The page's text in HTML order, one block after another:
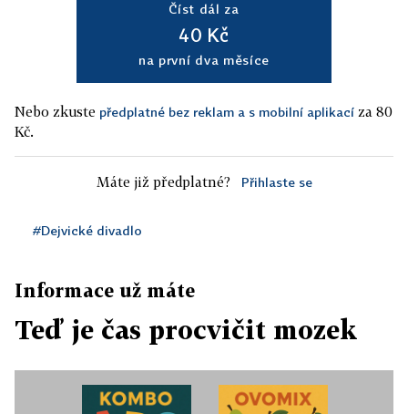
Číst dál za
40 Kč
na první dva měsíce
Nebo zkuste předplatné bez reklam a s mobilní aplikací za 80
Kč.
Máte již předplatné? Přihlaste se
#Dejvické divadlo
Informace už máte
Teď je čas procvičit mozek